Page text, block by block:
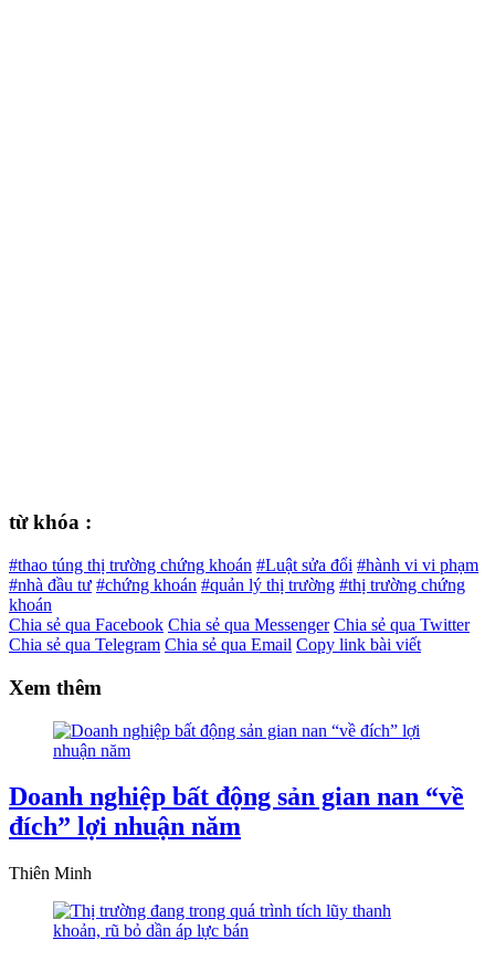
từ khóa :
#thao túng thị trường chứng khoán #Luật sửa đổi #hành vi vi phạm
#nhà đầu tư #chứng khoán #quản lý thị trường #thị trường chứng
khoán
Chia sẻ qua Facebook Chia sẻ qua Messenger Chia sẻ qua Twitter
Chia sẻ qua Telegram Chia sẻ qua Email Copy link bài viết
Xem thêm
Doanh nghiệp bất động sản gian nan “về
đích” lợi nhuận năm
Thiên Minh